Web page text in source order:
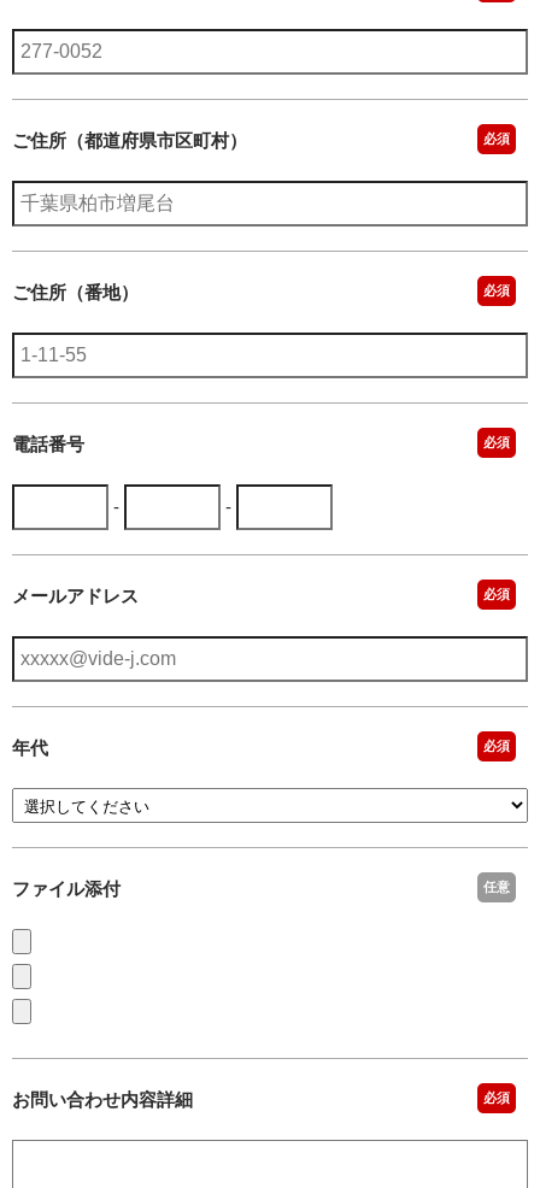
ご住所（都道府県市区町村） 必須
ご住所（番地） 必須
電話番号 必須
- -
メールアドレス 必須
年代 必須
ファイル添付 任意
お問い合わせ内容詳細 必須